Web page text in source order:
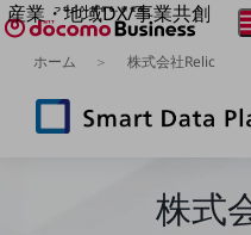
産業・地域DX/事業共創
OPEN HUB for Plural
「社会可能性」を探究・実装する事業
OPEN HUB for Plural Futuresと
プレイヤー(カタリスト/パートナ
フリーワードを入力して探す
ホーム 株式会社Relic
株式